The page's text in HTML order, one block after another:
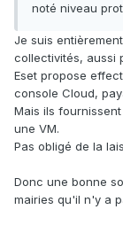
noté niveau
Je suis
collectivités, aussi
Eset propose
console Cloud,
Mais ils
une VM.
Pas obligé de la
Donc une bonne
mairies qu'il n'y a